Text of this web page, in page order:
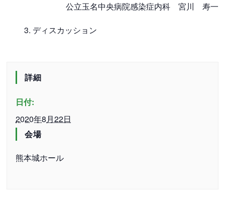
公立玉名中央病院感染症内科 宮川 寿一
ディスカッション
詳細
日付:
2020年8月22日
会場
熊本城ホール